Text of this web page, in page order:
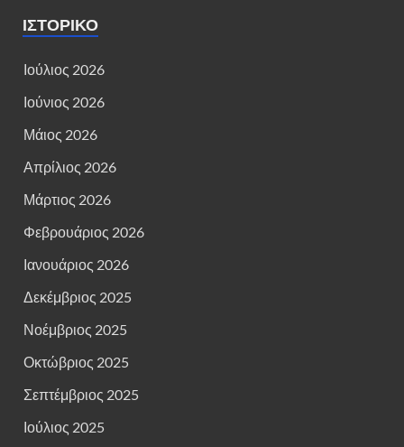
ΙΣΤΟΡΙΚΌ
Ιούλιος 2026
Ιούνιος 2026
Μάιος 2026
Απρίλιος 2026
Μάρτιος 2026
Φεβρουάριος 2026
Ιανουάριος 2026
Δεκέμβριος 2025
Νοέμβριος 2025
Οκτώβριος 2025
Σεπτέμβριος 2025
Ιούλιος 2025